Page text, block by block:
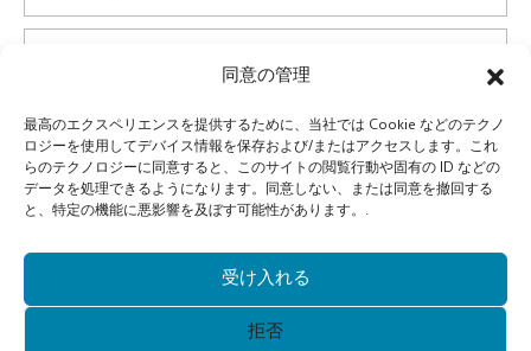
同意の管理
最高のエクスペリエンスを提供するために、当社では Cookie などのテクノ
ロジーを使用してデバイス情報を保存および/またはアクセスします。これ
らのテクノロジーに同意すると、このサイトの閲覧行動や固有の ID などの
データを処理できるようになります。同意しない、または同意を撤回する
と、特定の機能に悪影響を及ぼす可能性があります。.
受け入れる
拒否
電
会
社
セ
提出する